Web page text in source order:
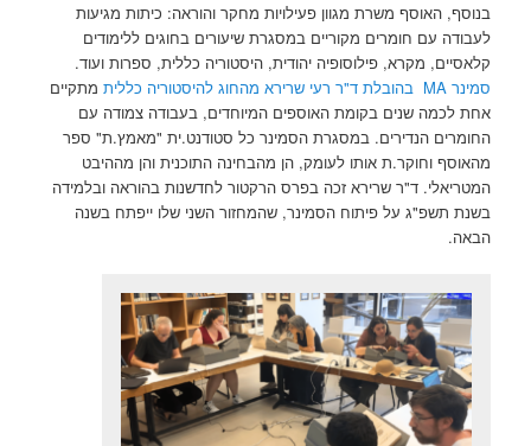
בנוסף, האוסף משרת מגוון פעילויות מחקר והוראה: כיתות מגיעות
לעבודה עם חומרים מקוריים במסגרת שיעורים בחוגים ללימודים
קלאסיים, מקרא, פילוסופיה יהודית, היסטוריה כללית, ספרות ועוד.
סמינר MA בהובלת ד"ר רעי שרירא מהחוג להיסטוריה כללית
מתקיים
אחת לכמה שנים בקומת האוספים המיוחדים, בעבודה צמודה עם
החומרים הנדירים. במסגרת הסמינר כל סטודנט.ית "מאמץ.ת" ספר
מהאוסף וחוקר.ת אותו לעומק, הן מהבחינה התוכנית והן מההיבט
המטריאלי. ד"ר שרירא זכה בפרס הרקטור לחדשנות בהוראה ובלמידה
בשנת תשפ"ג על פיתוח הסמינר, שהמחזור השני שלו ייפתח בשנה
הבאה.